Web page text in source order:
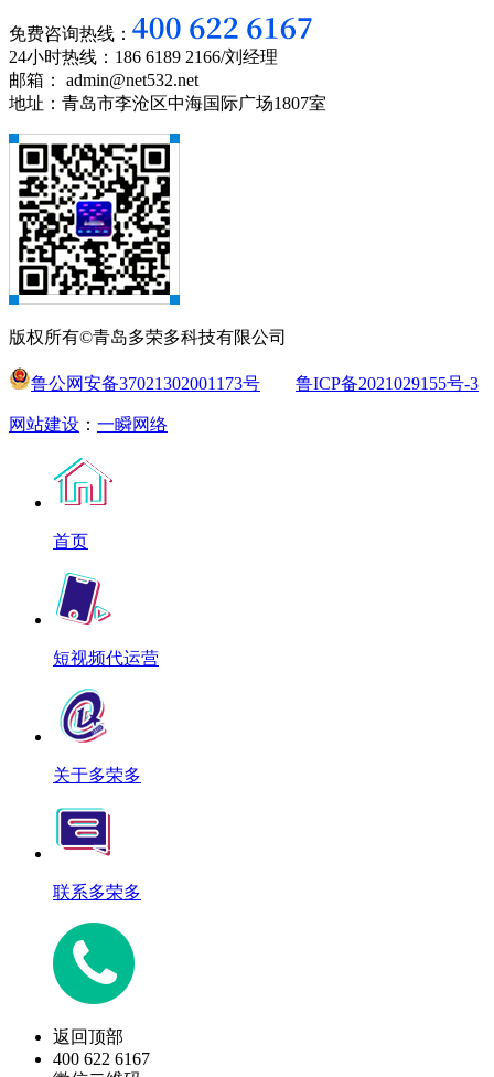
免费咨询热线：
24小时热线：186 6189 2166/刘经理
邮箱： admin@net532.net
地址：青岛市李沧区中海国际广场1807室
版权所有©青岛多荣多科技有限公司
鲁公网安备37021302001173号 鲁ICP备2021029155号-3
网站建设 ： 一瞬网络
首页
短视频代运营
关于多荣多
联系多荣多
返回顶部
400 622 6167